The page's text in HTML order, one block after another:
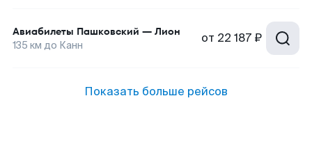
Авиабилеты Пашковский — Лион
135 км до Канн от 22 187 ₽
Показать больше рейсов